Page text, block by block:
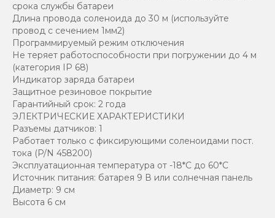
срока службы батареи
Длина провода соленоида до 30 м (используйте
провод с сечением 1мм2)
Программируемый режим отключения
Не теряет работоспособности при погружении до 4 м
(категория IP 68)
Индикатор заряда батареи
Защитное резиновое покрытие
Гарантийный срок: 2 года
ЭЛЕКТРИЧЕСКИЕ ХАРАКТЕРИСТИКИ
Разъемы датчиков: 1
Работает только с фиксирующими соленоидами пост.
тока (P/N 458200)
Эксплуатационная температура от -18*С до 60*С
Источник питания: батарея 9 В или солнечная панель
Диаметр: 9 см
Высота 6 см